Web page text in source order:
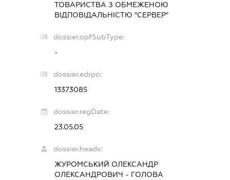
ТОВАРИСТВА З ОБМЕЖЕНОЮ
ВІДПОВІДАЛЬНІСТЮ "СЕРВЕР"
dossier.opfSubType:
-
dossier.edrpo:
13373085
dossier.regDate:
23.05.05
dossier.heads:
ЖУРОМСЬКИЙ ОЛЕКСАНДР
ОЛЕКСАНДРОВИЧ - ГОЛОВА